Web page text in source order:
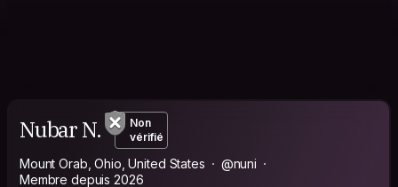
Nubar N.
Non
vérifié
Mount Orab, Ohio, United States
@nuni
Membre depuis 2026